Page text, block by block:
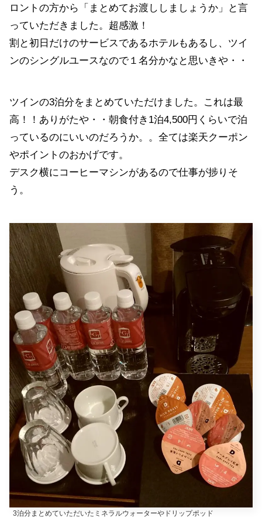
ロントの方から「まとめてお渡ししましょうか」と言
っていただきました。超感激！
割と初日だけのサービスであるホテルもあるし、ツイ
ンのシングルユースなので１名分かなと思いきや・・
ツインの3泊分をまとめていただけました。これは最
高！！ありがたや・・朝食付き1泊4,500円くらいで泊
っているのにいいのだろうか。。全ては楽天クーポン
やポイントのおかげです。
デスク横にコーヒーマシンがあるので仕事が捗りそ
う。
3泊分まとめていただいたミネラルウォーターやドリップポッド